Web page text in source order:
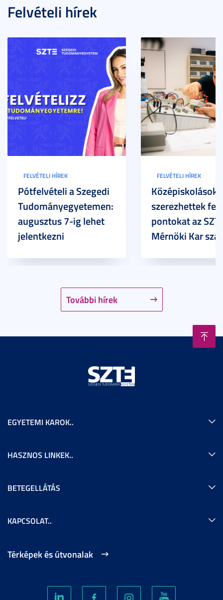
Felvételi hírek
További hírek
FELVÉTELI HÍREK
Pótfelvételi a Szegedi
Tudományegyetemen:
augusztus 7-ig lehet
jelentkezni
FELVÉTELI HÍREK
Középiskolások
szerezhettek
pontokat az
Mérnöki Kar
EGYETEMI KAROK..
HASZNOS LINKEK..
BETEGELLÁTÁS
KAPCSOLAT..
Térképek és útvonalak